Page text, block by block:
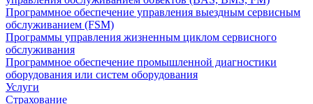
Программное обеспечение управления выездным сервисным
обслуживанием (FSM)
Программы управления жизненным циклом сервисного
обслуживания
Программное обеспечение промышленной диагностики
оборудования или систем оборудования
Услуги
Страхование